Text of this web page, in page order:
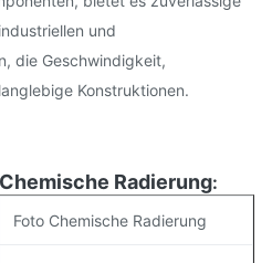
und
die Geschwindigkeit,
Konstruktionen.
Radierung:
Foto Chemische Radierung